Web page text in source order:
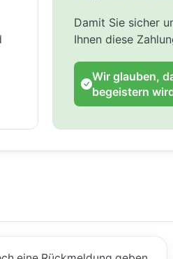
Damit Sie sicher
Ihnen diese
Wir glauben,
begeistern